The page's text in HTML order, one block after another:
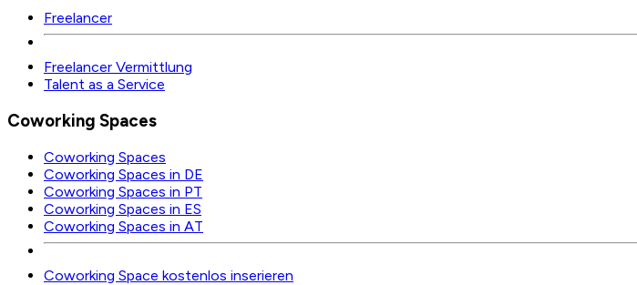
Freelancer
Freelancer Vermittlung
Talent as a Service
Coworking Spaces
Coworking Spaces
Coworking Spaces in DE
Coworking Spaces in PT
Coworking Spaces in ES
Coworking Spaces in AT
Coworking Space kostenlos inserieren